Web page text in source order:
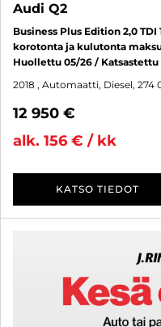
Audi Q2
Business Plus Edition 2,0
korotonta ja kulutonta
Huollettu 05/26 / Katsastettu
2018 , Automaatti, Diesel, 274
12 950 €
alk. 156 € / kk
KATSO TIEDOT